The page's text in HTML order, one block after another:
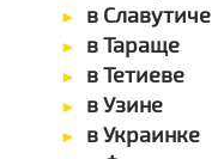
в Славутиче
в Тараще
в Тетиеве
в Узине
в Украинке